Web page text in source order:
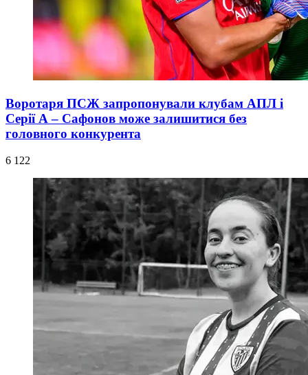
Воротаря ПСЖ запропонували клубам АПЛ і
Серії А – Сафонов може залишитися без
головного конкурента
6 122